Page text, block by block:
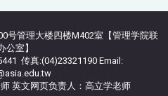
号管理大楼四楼M402室【管理学院联
公室】
传真:(04)23321190 Email:
英文网页负责人：高立学老师